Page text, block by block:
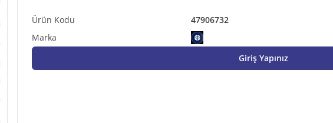
47906732
Giriş Yapınız